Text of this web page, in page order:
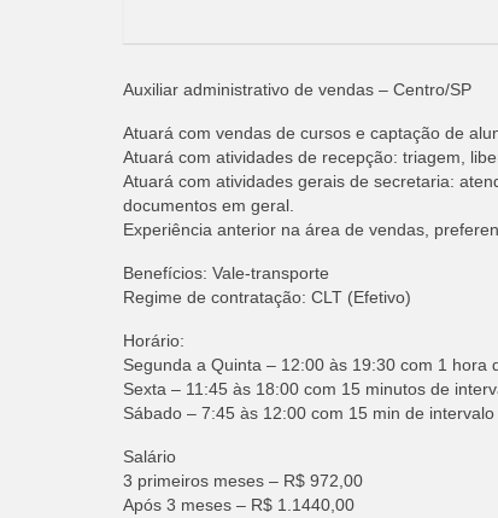
Auxiliar administrativo de vendas – Centro/SP
Atuará com vendas de cursos e captação de
Atuará com atividades de recepção: triagem,
Atuará com atividades gerais de secretaria:
documentos em geral.
Experiência anterior na área de vendas,
Benefícios: Vale-transporte
Regime de contratação: CLT (Efetivo)
Horário:
Segunda a Quinta – 12:00 às 19:30 com 1 hora
Sexta – 11:45 às 18:00 com 15 minutos de
Sábado – 7:45 às 12:00 com 15 min de intervalo
Salário
3 primeiros meses – R$ 972,00
Após 3 meses – R$ 1.1440,00